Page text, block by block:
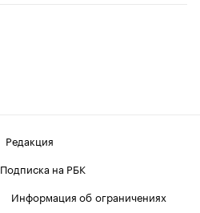
Редакция
Подписка на РБК
Информация об ограничениях